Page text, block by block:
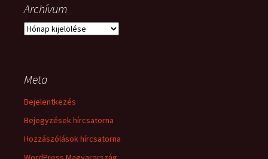
Archívum
Archívum
Meta
Bejelentkezés
Bejegyzések hírcsatorna
Hozzászólások hírcsatorna